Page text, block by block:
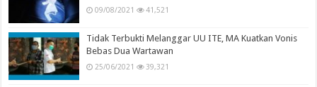
09/08/2021 41,521
Tidak Terbukti Melanggar UU ITE, MA Kuatkan Vonis
Bebas Dua Wartawan
25/06/2021 39,321